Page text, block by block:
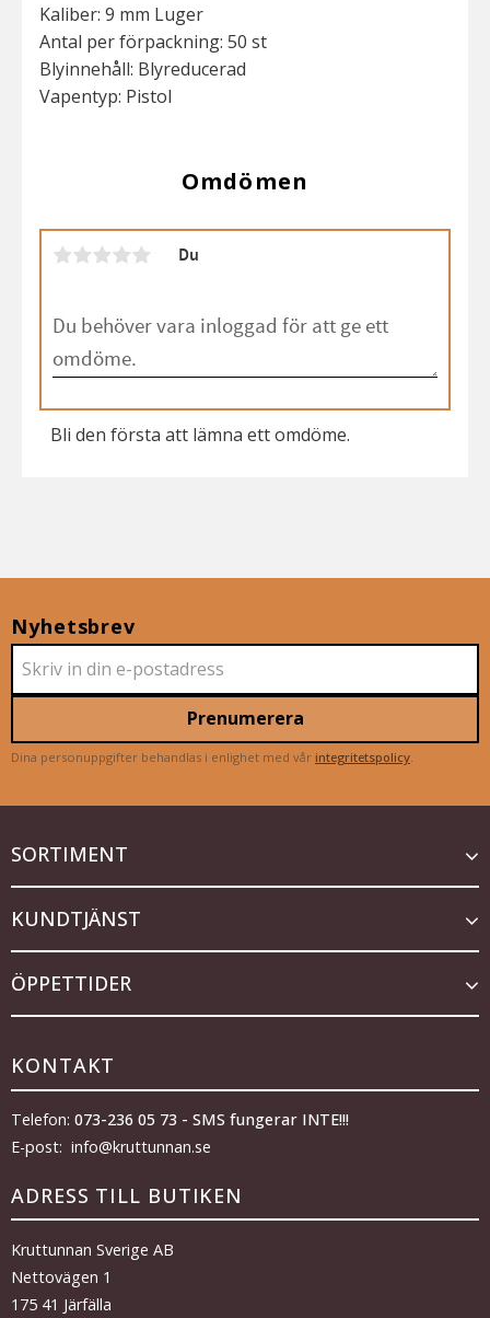
Kaliber: 9 mm Luger
Antal per förpackning: 50 st
Blyinnehåll: Blyreducerad
Vapentyp: Pistol
Omdömen
Du
Bli den första att lämna ett omdöme.
Nyhetsbrev
Prenumerera
Dina personuppgifter behandlas i enlighet med vår integritetspolicy
SORTIMENT
KUNDTJÄNST
ÖPPETTIDER
KONTAKT
Telefon: 073-236 05 73 - SMS fungerar INTE!!!
E-post: info@kruttunnan.se
ADRESS TILL BUTIKEN
Kruttunnan Sverige AB
Nettovägen 1
175 41 Järfälla